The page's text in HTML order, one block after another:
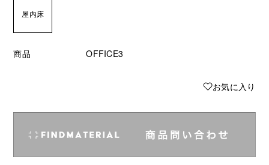
屋内床
商品 OFFICE3
♥お気に入り